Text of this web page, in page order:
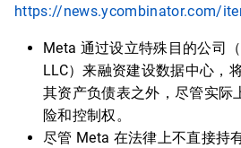
https://news.ycombinator.com/
Meta 通过设立特殊目的公司
LLC）来融资建设数据中心，
其资产负债表之外，尽管实际
险和控制权。
尽管 Meta 在法律上不直接持